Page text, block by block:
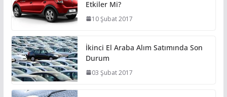
Etkiler Mi?
10 Şubat 2017
İkinci El Araba Alım Satımında Son
Durum
03 Şubat 2017